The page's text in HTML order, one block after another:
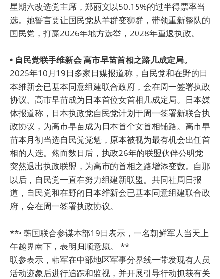
星期六改选党主席，郑丽文以50.15%的过半得票率当
选。她誓言要让国民党从羊群变狮群，带领重新整队的
国民党，打赢2026年地方选举，2028年重返执政。
• 自民党联手维新会 高市早苗首相之路几成定局。
2025年10月19日多家日媒报道称，自民党和在野的日
本维新会已基本同意组建联合政府，会在周一签署执政
协议。高市早苗成为日本首位女首相几成定局。日本媒
体报道称，日本执政党自民党计划于周一签署新联合执
政协议，为高市早苗成为日本首个女首相铺路。高市早
苗本月初当选自民党党魁，原本被视为最有机会出任首
相的人选。然而数日后，执政26年的联盟伙伴公明党
突然退出执政联盟，为高市的首相之路增添变数。自那
以后，自民党一直在努力组建新联盟。共同社周日报
道，自民党和在野的日本维新会已基本同意组建联合政
府，会在周一签署执政协议。
**• 韩国联合参谋本部19日表示，一名朝鲜军人当天上
午越界南下，表明归顺意愿。 **
联参表示，韩军在中部地区军事分界线一带发现有人员
活动迹象后进行追踪和监视，并开展引导行动抓获有关